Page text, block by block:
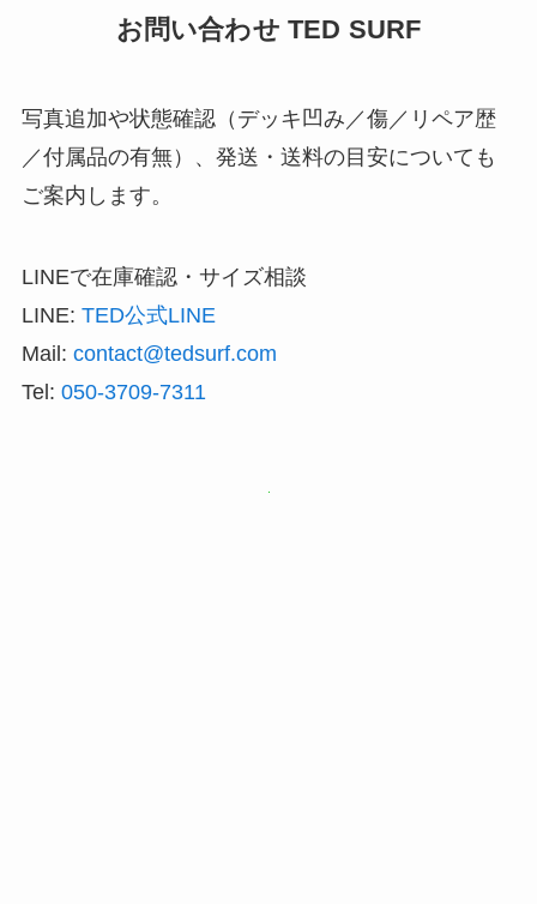
お問い合わせ TED SURF
写真追加や状態確認（デッキ凹み／傷／リペア歴
／付属品の有無）、発送・送料の目安についても
ご案内します。
LINEで在庫確認・サイズ相談
LINE: TED公式LINE
Mail: contact@tedsurf.com
Tel: 050-3709-7311